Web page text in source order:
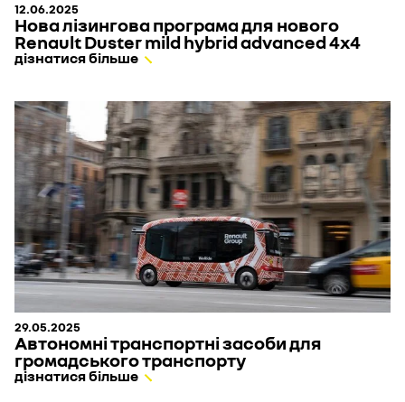
12.06.2025
Нова лізингова програма для нового
Renault Duster mild hybrid advanced 4х4
дізнатися більше
29.05.2025
Автономні транспортні засоби для
громадського транспорту
дізнатися більше